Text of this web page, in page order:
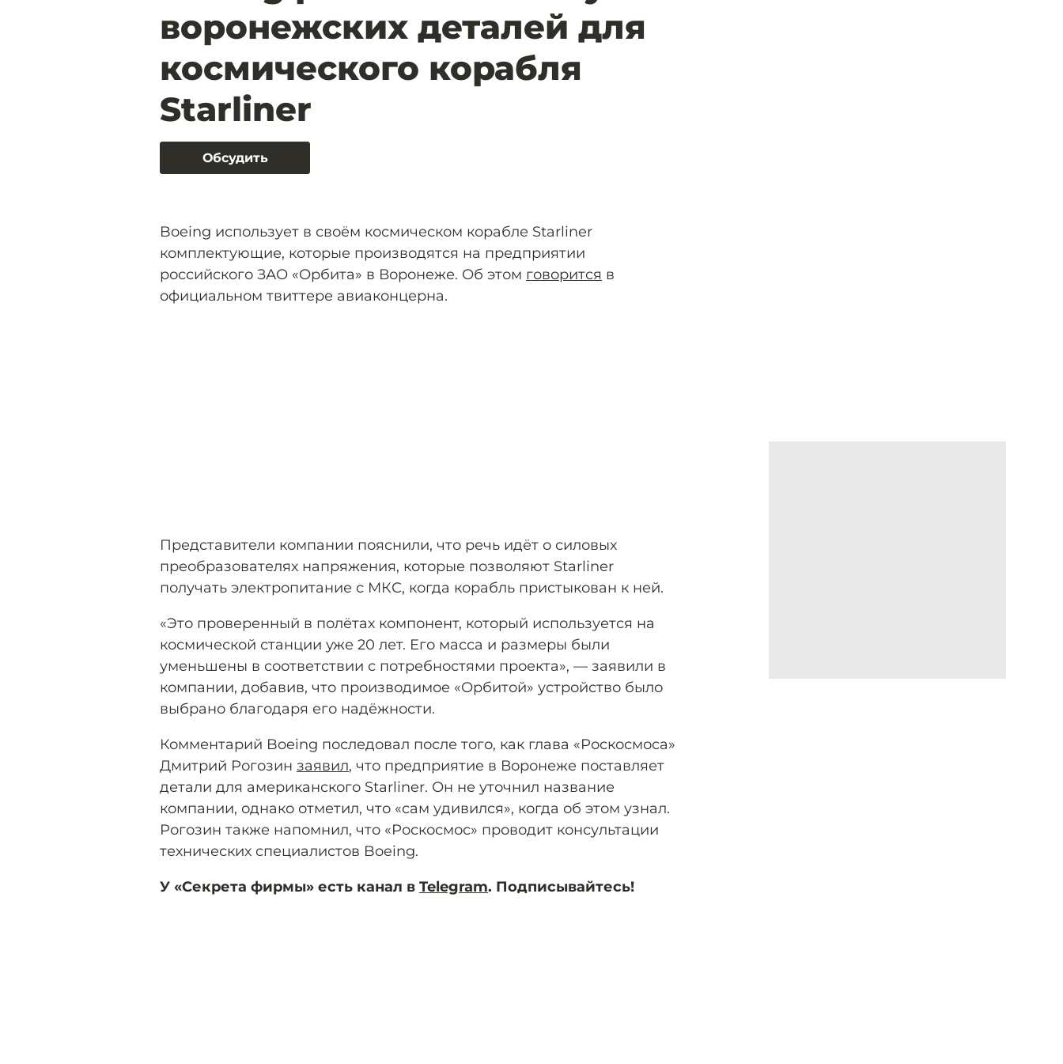
воронежских деталей для
космического корабля
Starliner
Обсудить
Boeing использует в своём космическом корабле Starliner
комплектующие, которые производятся на предприятии
российского ЗАО «Орбита» в Воронеже. Об этом говорится в
официальном твиттере авиаконцерна.
Представители компании пояснили, что речь идёт о силовых
преобразователях напряжения, которые позволяют Starliner
получать электропитание с МКС, когда корабль пристыкован к ней.
«Это проверенный в полётах компонент, который используется на
космической станции уже 20 лет. Его масса и размеры были
уменьшены в соответствии с потребностями проекта», — заявили в
компании, добавив, что производимое «Орбитой» устройство было
выбрано благодаря его надёжности.
Комментарий Boeing последовал после того, как глава «Роскосмоса»
Дмитрий Рогозин заявил, что предприятие в Воронеже поставляет
детали для американского Starliner. Он не уточнил название
компании, однако отметил, что «сам удивился», когда об этом узнал.
Рогозин также напомнил, что «Роскосмос» проводит консультации
технических специалистов Boeing.
У «Секрета фирмы» есть канал в Telegram. Подписывайтесь!